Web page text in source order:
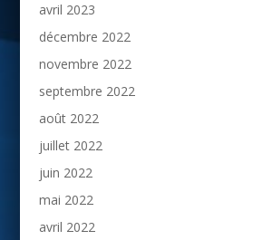
avril 2023
décembre 2022
novembre 2022
septembre 2022
août 2022
juillet 2022
juin 2022
mai 2022
avril 2022